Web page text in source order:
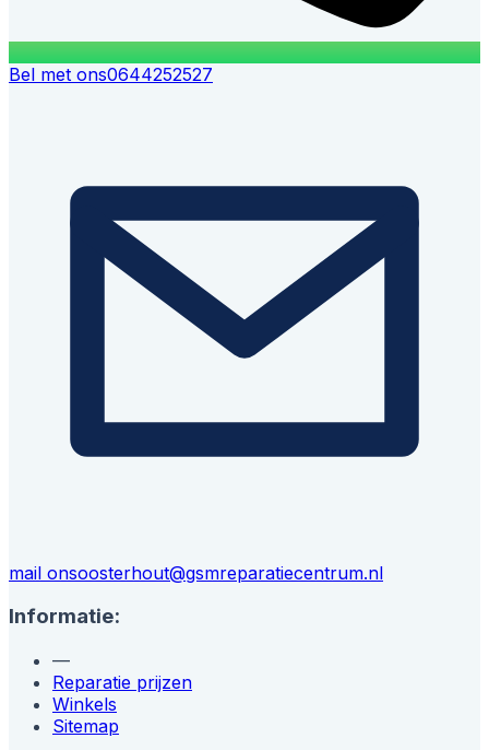
Bel met ons0644252527
mail onsoosterhout@gsmreparatiecentrum.nl
Informatie:
—
Reparatie prijzen
Winkels
Sitemap